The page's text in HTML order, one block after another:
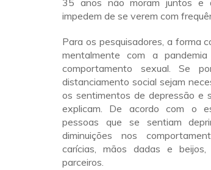
35 anos não moram juntos e
impedem de se verem com
Para os pesquisadores, a forma
mentalmente com a
comportamento sexual. Se
distanciamento social sejam
os sentimentos de depressão e
explicam. De acordo com o
pessoas que se sentiam
diminuições nos
carícias, mãos dadas e
parceiros.